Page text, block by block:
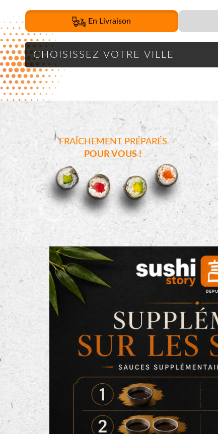
En Livraison
FRAÎCHEMENT PRÉPARÉS
POUR VOUS !